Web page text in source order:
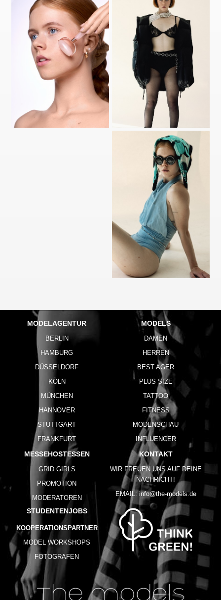
MODELAGENTUR
BERLIN
HAMBURG
DÜSSELDORF
KÖLN
MÜNCHEN
HANNOVER
STUTTGART
FRANKFURT
MODELS
DAMEN
HERREN
BEST AGER
PLUS SIZE
TATTOO
FITNESS
MODENSCHAU
INFLUENCER
MESSEHOSTESSEN
GRID GIRLS
PROMOTION
MODERATOREN
STUDENTENJOBS
KOOPERATIONSPARTNER
MODEL WORKSHOPS
FOTOGRAFEN
KONTAKT
WIR FREUEN UNS AUF DEINE
NACHRICHT!
EMAIL: info@the-models.de